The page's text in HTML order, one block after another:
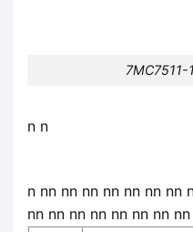
n n
n nn nn nn nn nn nn nn
nn nn nn nn nn nn nn